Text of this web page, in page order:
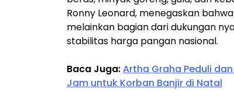
Ronny Leonard, menegaskan
melainkan bagian dari dukungan
stabilitas harga pangan nasional.
Baca Juga:Artha Graha Peduli
Jam untuk Korban Banjir di Natal